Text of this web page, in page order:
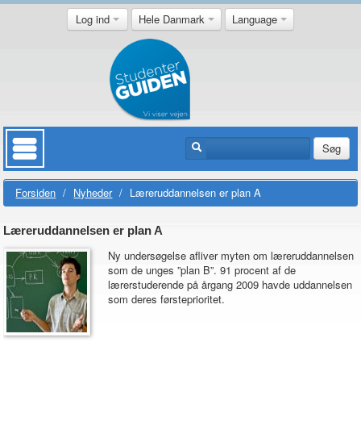
Log ind Hele Danmark Language
Søg
Forsiden / Nyheder / Læreruddannelsen er plan A
Læreruddannelsen er plan A
Ny undersøgelse afliver myten om læreruddannelsen
som de unges ”plan B”. 91 procent af de
lærerstuderende på årgang 2009 havde uddannelsen
som deres førsteprioritet.